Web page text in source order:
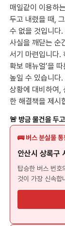
매일같이 이용하
두고 내렸을 때,
수 없을 것입니다
사실을 깨닫는 순
서기 마련입니다.
확보 매뉴얼’을
높일 수 있습니다
상황에 대비하여,
한 해결책을 제시
🚨 방금 물건을 두
🚌 버스 분실물 통
안산시 상록구
탑승한 버스 번호
것이 가장 신속합